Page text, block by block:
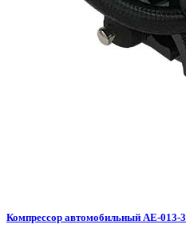
Компрессор автомобильный AE-013-3